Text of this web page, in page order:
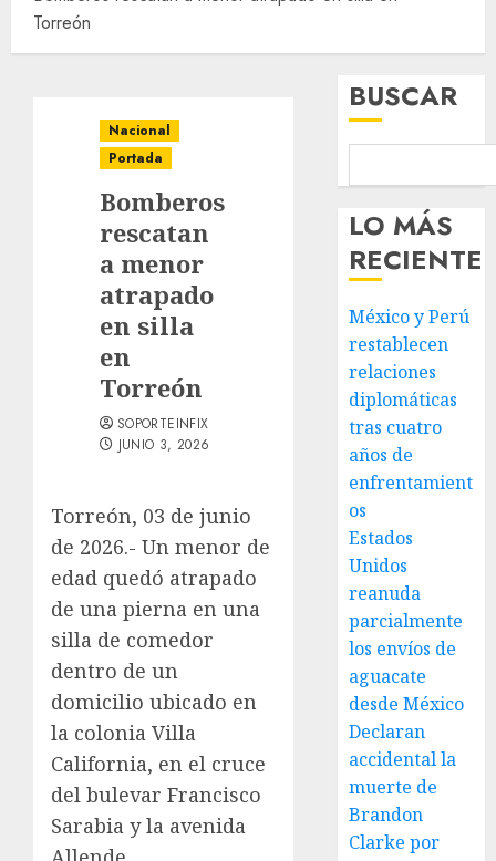
Torreón
Nacional
Portada
Bomberos
rescatan
a menor
atrapado
en silla
en
Torreón
SOPORTEINFIX
JUNIO 3, 2026
Torreón, 03 de junio
de 2026.- Un menor de
edad quedó atrapado
de una pierna en una
silla de comedor
dentro de un
domicilio ubicado en
la colonia Villa
California, en el cruce
del bulevar Francisco
Sarabia y la avenida
BUSCAR
LO MÁS
RECIENTE
México y Perú
restablecen
relaciones
diplomáticas
tras cuatro
años de
enfrentamient
os
Estados
Unidos
reanuda
parcialmente
los envíos de
aguacate
desde México
Declaran
accidental la
muerte de
Brandon
Clarke por